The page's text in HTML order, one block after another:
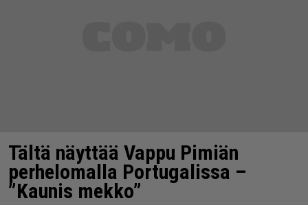
Tältä näyttää Vappu Pimiän
perhelomalla Portugalissa –
”Kaunis mekko”